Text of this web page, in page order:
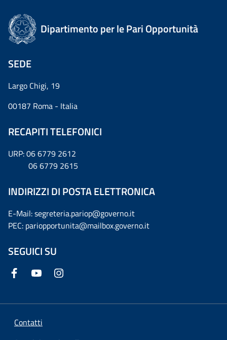
Dipartimento per le Pari Opportunità
SEDE
Largo Chigi, 19
00187 Roma - Italia
RECAPITI TELEFONICI
URP: 06 6779 2612
06 6779 2615
INDIRIZZI DI POSTA ELETTRONICA
E-Mail: segreteria.pariop@governo.it
PEC: pariopportunita@mailbox.governo.it
SEGUICI SU
Contatti